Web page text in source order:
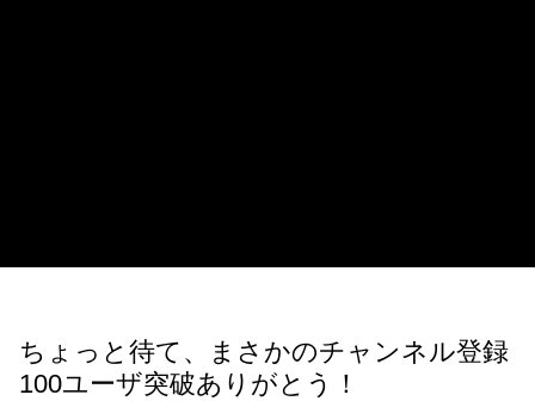
ちょっと待て、まさかのチャンネル登録
100ユーザ突破ありがとう！